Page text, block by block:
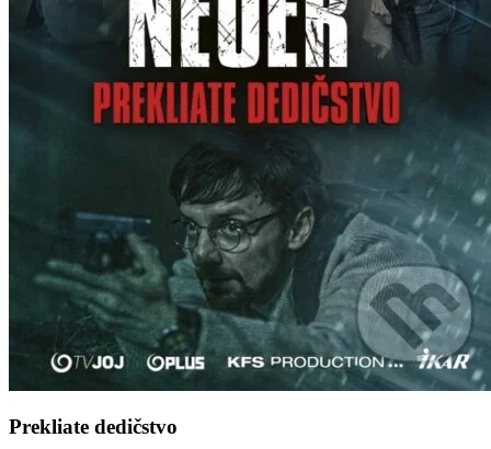
Prekliate dedičstvo